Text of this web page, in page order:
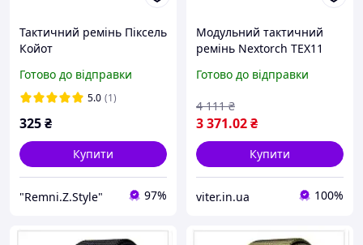
Тактичний ремінь Піксель
Койот
Готово до відправки
5.0 (1)
325₴
Купити
"Remni.Z.Style" 97%
Модульний тактичний
ремінь Nextorch TEX11
Готово до відправки
3 371.02₴
4 111 ₴
Купити
viter.in.ua 100%